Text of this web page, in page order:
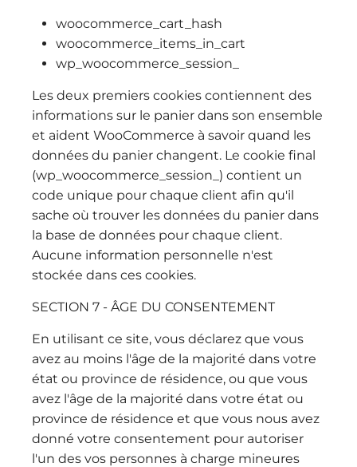
woocommerce_cart_hash
woocommerce_items_in_cart
wp_woocommerce_session_
Les deux premiers cookies contiennent des
informations sur le panier dans son ensemble
et aident WooCommerce à savoir quand les
données du panier changent. Le cookie final
(wp_woocommerce_session_) contient un
code unique pour chaque client afin qu'il
sache où trouver les données du panier dans
la base de données pour chaque client.
Aucune information personnelle n'est
stockée dans ces cookies.
SECTION 7 - ÂGE DU CONSENTEMENT
En utilisant ce site, vous déclarez que vous
avez au moins l'âge de la majorité dans votre
état ou province de résidence, ou que vous
avez l'âge de la majorité dans votre état ou
province de résidence et que vous nous avez
donné votre consentement pour autoriser
l'un des vos personnes à charge mineures